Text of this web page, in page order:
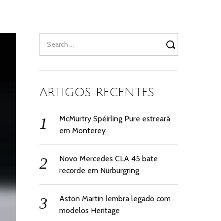
for:
ARTIGOS RECENTES
McMurtry Spéirling Pure estreará
em Monterey
Novo Mercedes CLA 45 bate
recorde em Nürburgring
Aston Martin lembra legado com
modelos Heritage